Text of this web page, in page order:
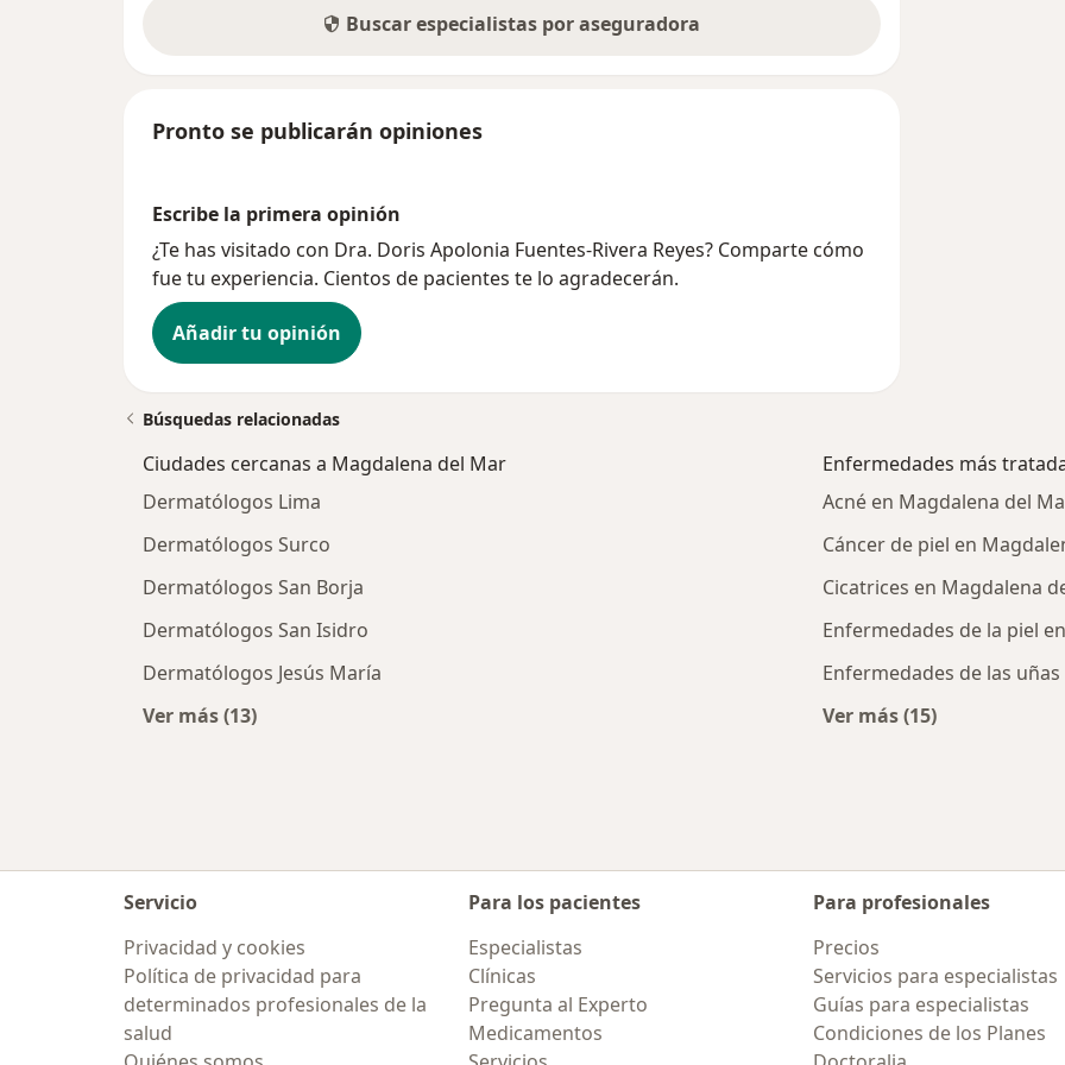
Buscar especialistas por aseguradora
Pronto se publicarán opiniones
Escribe la primera opinión
¿Te has visitado con Dra. Doris Apolonia Fuentes-Rivera Reyes? Comparte cómo
fue tu experiencia. Cientos de pacientes te lo agradecerán.
Añadir tu opinión
Búsquedas relacionadas
Ciudades cercanas a Magdalena del Mar
Dermatólogos Lima
Dermatólogos Surco
Dermatólogos San Borja
Dermatólogos San Isidro
Dermatólogos Jesús María
Ver más (13)
Enfermedades más
Acné en Magdalena del
Cáncer de piel en
Cicatrices en Magdalena
Enfermedades de la piel
Enfermedades de las
Ver más (15)
Servicio
Privacidad y cookies
Política de privacidad para
determinados profesionales de la
salud
Para los pacientes
Especialistas
Clínicas
Pregunta al Experto
Medicamentos
Para profesionales
Precios
Servicios para especialistas
Guías para especialistas
Condiciones de los Planes